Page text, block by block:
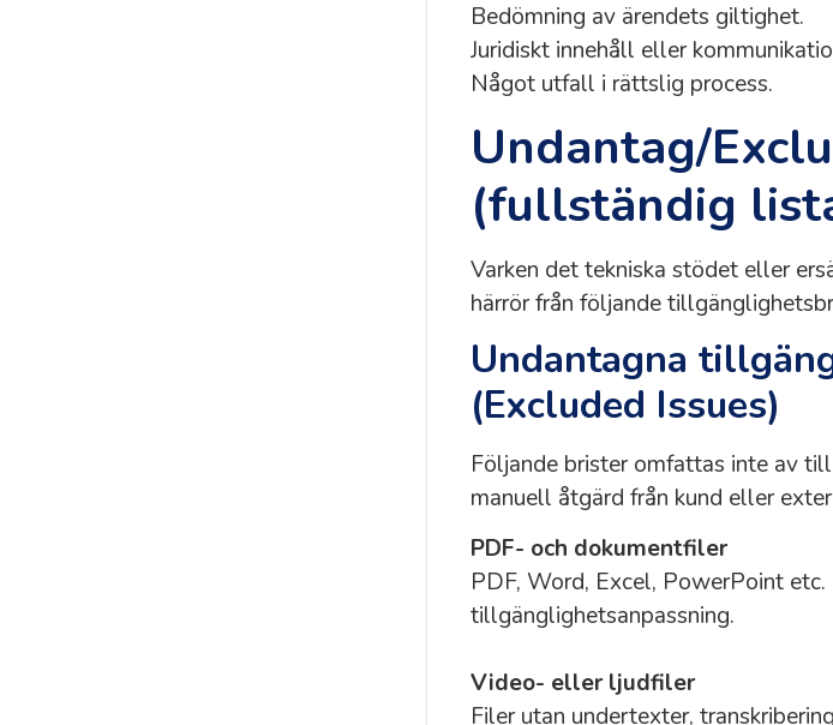
Bedömning av ärendets giltighet.
Juridiskt innehåll eller
Något utfall i rättslig process.
Undantag/
(fullständig
Varken det tekniska stödet eller
härrör från följande
Undantagna
(Excluded Issues)
Följande brister omfattas inte av
manuell åtgärd från kund eller
PDF- och dokumentfiler
PDF, Word, Excel, PowerPoint
tillgänglighetsanpassning.
Video- eller ljudfiler
Filer utan undertexter,